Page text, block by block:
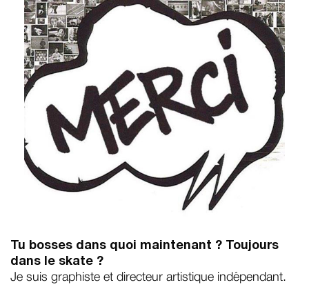
Tu bosses dans quoi maintenant ? Toujours
dans le skate ?
Je suis graphiste et directeur artistique indépendant.